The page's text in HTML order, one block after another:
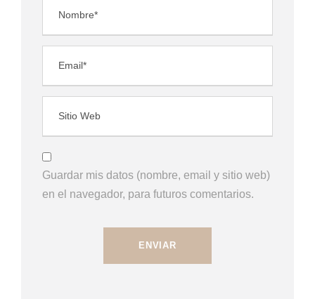
Guardar mis datos (nombre, email y sitio web)
en el navegador, para futuros comentarios.